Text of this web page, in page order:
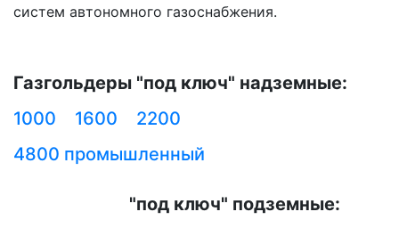
систем автономного газоснабжения.
Газгольдеры "под ключ" надземные:
1000
1600
2200
4800 промышленный
"под ключ" подземные: